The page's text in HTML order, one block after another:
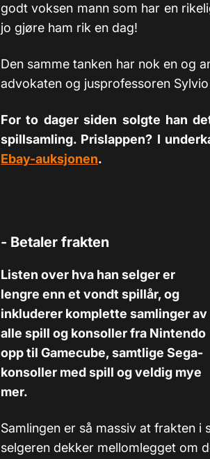
godt voksen mann som har en
jo gjøre ham rik en dag!
Den samme tanken har nok en og
advokaten og jusprofessoren
For to dager siden solgte han
spillsamling. Prislappen? I
Ebay-auksjonen.
- Betaler frakten
Listen over hva han selger er
lengre enn et vondt spillår, og
inkluderer komplette samlinger av
alle spill og konsoller fra Nintendo
opp til Gamecube, samtlige Sega-
konsoller med spill og veldig mye
mer.
Samlingen er så massiv at frakten
selgeren dekker mellomlegget om